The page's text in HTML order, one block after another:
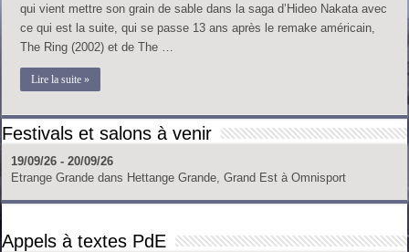
qui vient mettre son grain de sable dans la saga d’Hideo Nakata avec
ce qui est la suite, qui se passe 13 ans après le remake américain,
The Ring (2002) et de The …
Lire la suite »
Festivals et salons à venir
19/09/26 - 20/09/26
Etrange Grande dans Hettange Grande, Grand Est à Omnisport
Appels à textes PdE